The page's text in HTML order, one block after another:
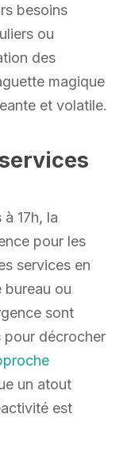
besoins
ou
des
magique
et volatile.
17h, la
pour les
services en
bureau ou
sont
pour décrocher
un atout
est